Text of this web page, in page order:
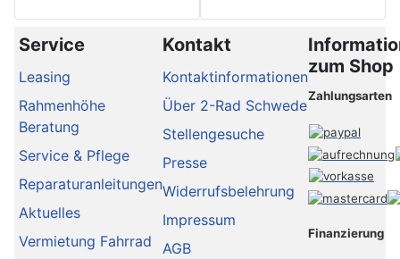
Service
Leasing
Rahmenhöhe
Beratung
Service & Pflege
Reparaturanleitungen
Aktuelles
Vermietung Fahrrad
Kontakt
Kontaktinformationen
Über 2-Rad Schwede
Stellengesuche
Presse
Widerrufsbelehrung
Impressum
AGB
zum Shop
Zahlungsarten
Finanzierung